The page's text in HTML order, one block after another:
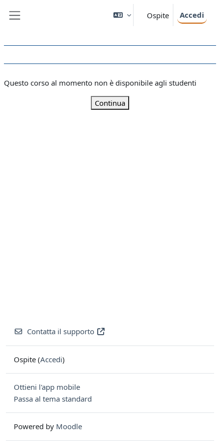
Ospite Accedi
Questo corso al momento non è disponibile agli studenti
Continua
Contatta il supporto
Ospite (Accedi)
Ottieni l'app mobile
Passa al tema standard
Powered by Moodle